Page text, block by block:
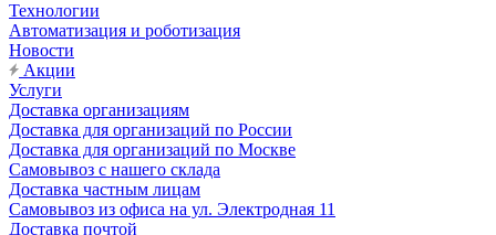
Технологии
Автоматизация и роботизация
Новости
Акции
Услуги
Доставка организациям
Доставка для организаций по России
Доставка для организаций по Москве
Самовывоз с нашего склада
Доставка частным лицам
Самовывоз из офиса на ул. Электродная 11
Доставка почтой